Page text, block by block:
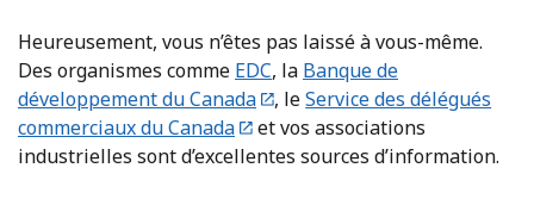
Heureusement, vous n’êtes pas laissé à vous-même.
Des organismes comme EDC, la Banque de
développement du Canada
, leService des délégués
commerciaux du Canada
et vos associations
industrielles sont d’excellentes sources d’information.